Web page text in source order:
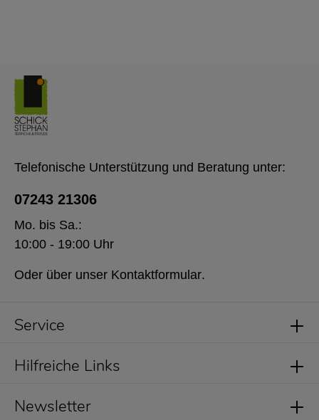
Service
Newsletter
Telefonische Unterstützung und Beratung unter:
07243 21306
Mo. bis Sa.:
10:00 - 19:00 Uhr
Oder über unser Kontaktformular.
Hilfreiche Links